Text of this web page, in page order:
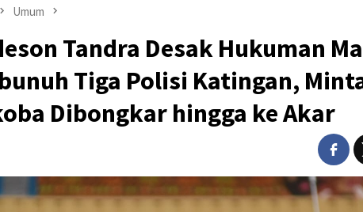
Umum
Tandra Desak Hukuman
Tiga Polisi Katingan,
Dibongkar hingga ke Akar